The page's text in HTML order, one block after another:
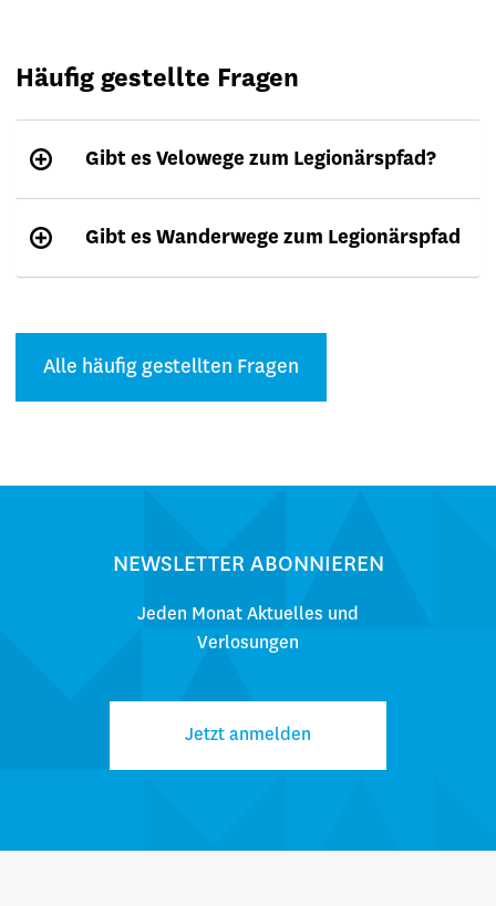
Häufig gestellte Fragen
Gibt es Velowege zum Legionärspfad?
Gibt es Wanderwege zum Legionärspfad
Alle häufig gestellten Fragen
NEWSLETTER ABONNIEREN
Jeden Monat Aktuelles und
Verlosungen
Jetzt anmelden